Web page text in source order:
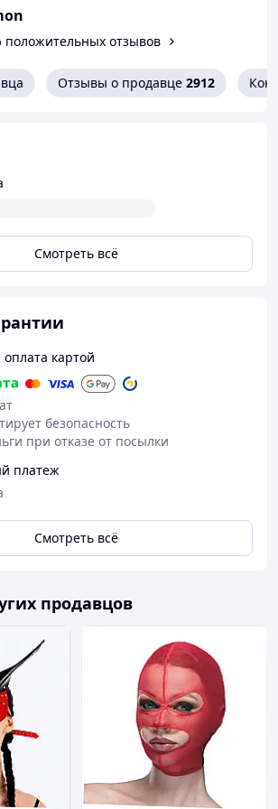
положительных отзывов
Отзывы о продавце 2912
Смотреть всё
картой
безопасность
при отказе от посылки
платеж
Смотреть всё
продавцов